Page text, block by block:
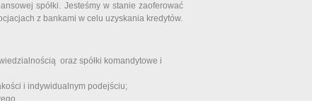
spółki. Jesteśmy w stanie zaoferować
z bankami w celu uzyskania kredytów.
oraz spółki komandytowe i
i indywidualnym podejściu;